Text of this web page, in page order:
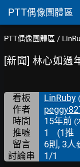
PTT偶像團體區
PTT偶像團體區 /
[新聞] 林心如過
看板 LinRuby
作者
時間 15年前
推噓 1 (1推
留言
6則, 3人
討論串 1/1